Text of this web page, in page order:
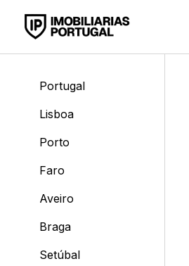
Portugal
Lisboa
Porto
Faro
Aveiro
Braga
Setúbal